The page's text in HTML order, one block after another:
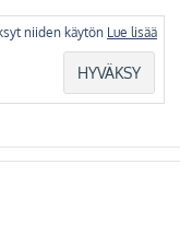
niiden käytön Lue lisää